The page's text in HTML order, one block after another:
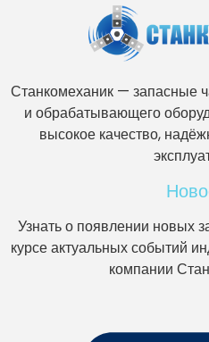
Станкомеханик — запасные
и обрабатывающего
высокое качество,
Узнать о появлении новых
курсе актуальных событий
компании